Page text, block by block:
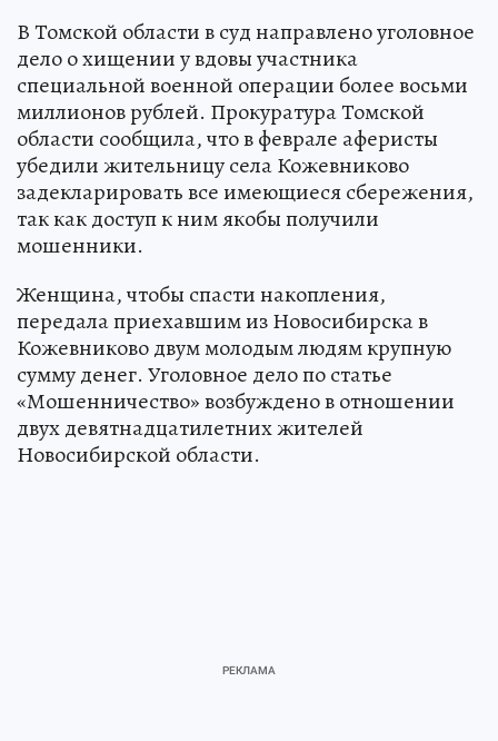
В Томской области в суд направлено уголовное
дело о хищении у вдовы участника
специальной военной операции более восьми
миллионов рублей. Прокуратура Томской
области сообщила, что в феврале аферисты
убедили жительницу села Кожевниково
задекларировать все имеющиеся сбережения,
так как доступ к ним якобы получили
мошенники.
Женщина, чтобы спасти накопления,
передала приехавшим из Новосибирска в
Кожевниково двум молодым людям крупную
сумму денег. Уголовное дело по статье
«Мошенничество» возбуждено в отношении
двух девятнадцатилетних жителей
Новосибирской области.